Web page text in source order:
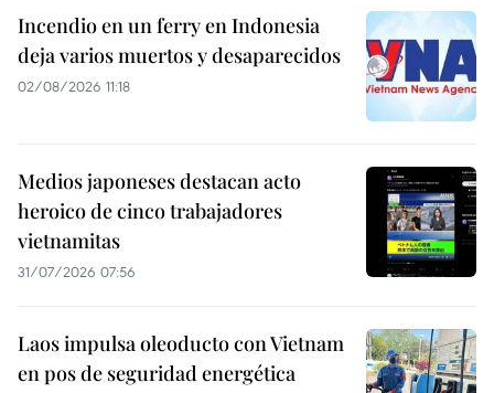
Incendio en un ferry en Indonesia
deja varios muertos y desaparecidos
02/08/2026 11:18
Medios japoneses destacan acto
heroico de cinco trabajadores
vietnamitas
31/07/2026 07:56
Laos impulsa oleoducto con Vietnam
en pos de seguridad energética